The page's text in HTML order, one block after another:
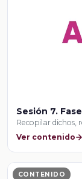
Sesión 7.
Recopilar dichos,
Ver contenido
CONTENIDO